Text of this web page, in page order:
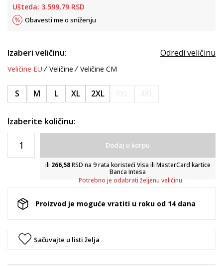
Ušteda: 3.599,79 RSD
Obavesti me o sniženju
Izaberi veličinu: Odredi veličinu
Veličine EU Veličine Veličine CM
S M L XL 2XL
Izaberite količinu:
Dodaj u korpu
ili 266,58RSD na 9 rata koristeći Visa ili MasterCard kartice
Banca Intesa
Potrebno je odabrati željenu veličinu
Proizvod je moguće vratiti u roku od 14 dana
Sačuvajte u listi želja